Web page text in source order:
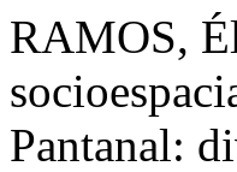
RAMOS,
Pantanal: